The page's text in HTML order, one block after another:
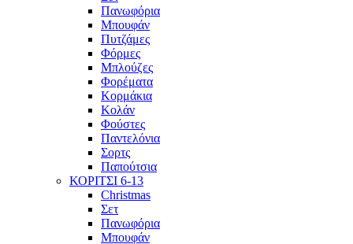
Πανωφόρια
Μπουφάν
Πυτζάμες
Φόρμες
Μπλούζες
Φορέματα
Κορμάκια
Κολάν
Φούστες
Παντελόνια
Σορτς
Παπούτσια
ΚΟΡΙΤΣΙ 6-13
Christmas
Σετ
Πανωφόρια
Μπουφάν